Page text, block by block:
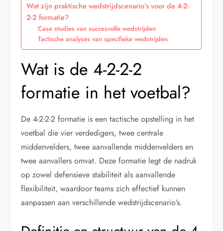
Wat zijn praktische wedstrijdscenario’s voor de 4-2-
2-2 formatie?
Case studies van succesvolle wedstrijden
Tactische analyses van specifieke wedstrijden
Wat is de 4-2-2-2
formatie in het voetbal?
De 4-2-2-2 formatie is een tactische opstelling in het
voetbal die vier verdedigers, twee centrale
middenvelders, twee aanvallende middenvelders en
twee aanvallers omvat. Deze formatie legt de nadruk
op zowel defensieve stabiliteit als aanvallende
flexibiliteit, waardoor teams zich effectief kunnen
aanpassen aan verschillende wedstrijdscenario’s.